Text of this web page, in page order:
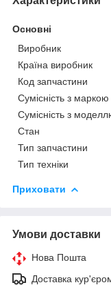
Основні
Виробник
Країна виробник
Код запчастини
Сумісність з маркою
Сумісність з
Стан
Тип запчастини
Тип техніки
Приховати
Умови доставки
Нова Пошта
Доставка